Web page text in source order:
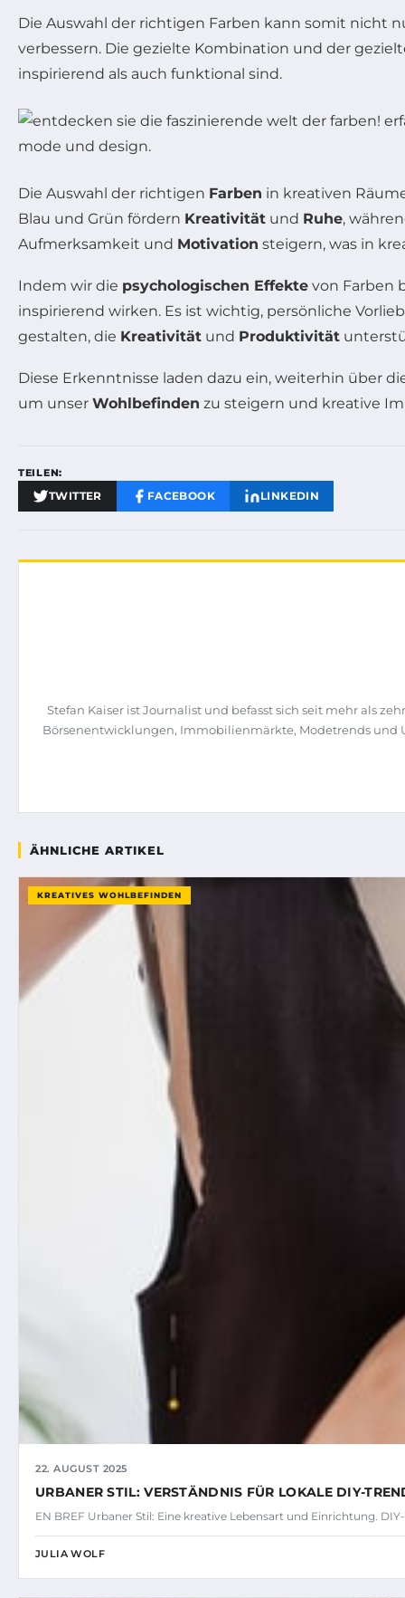
Die Auswahl der richtigen Farben kann somit nicht
verbessern. Die gezielte Kombination und der
inspirierend als auch funktional sind.
Die Auswahl der richtigen Farben in kreativen
Blau und Grün fördern Kreativität und Ruhe,
Aufmerksamkeit und Motivation steigern, was in
Indem wir die psychologischen Effekte von Farben
inspirierend wirken. Es ist wichtig, persönliche
gestalten, die Kreativität und Produktivität
Diese Erkenntnisse laden dazu ein, weiterhin über
um unser Wohlbefinden zu steigern und kreative
TEILEN:
TWITTER FACEBOOK LINKEDIN
Stefan Kaiser ist Journalist und befasst sich seit mehr als
Börsenentwicklungen, Immobilienmärkte, Modetrends und
ÄHNLICHE ARTIKEL
KREATIVES WOHLBEFINDEN
22. AUGUST 2025
URBANER STIL: VERSTÄNDNIS FÜR LOKALE DIY-
EN BREF Urbaner Stil: Eine kreative Lebensart und Einrichtung.
JULIA WOLF